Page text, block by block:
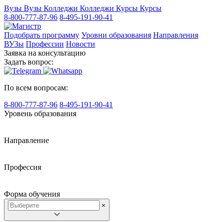
Вузы Вузы Колледжи Колледжи Курсы Курсы
8-800-777-87-96 8-495-191-90-41
Подобрать программу Уровни образования Направления
ВУЗы Профессии Новости
Заявка на консультацию
Задать вопрос:
По всем вопросам:
8-800-777-87-96 8-495-191-90-41
Уровень образования
Направление
Профессия
Форма обучения
×